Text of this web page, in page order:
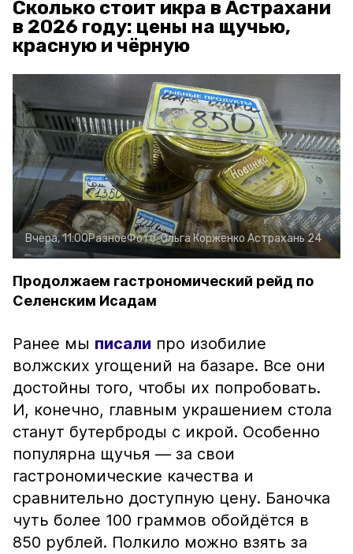
Сколько стоит икра в Астрахани
в 2026 году: цены на щучью,
красную и чёрную
Вчера, 11:00РазноеФото:Ольга Корженко Астрахань 24
Продолжаем гастрономический рейд по
Селенским Исадам
Ранее мы писали про изобилие
волжских угощений на базаре. Все они
достойны того, чтобы их попробовать.
И, конечно, главным украшением стола
станут бутерброды с икрой. Особенно
популярна щучья — за свои
гастрономические качества и
сравнительно доступную цену. Баночка
чуть более 100 граммов обойдётся в
850 рублей. Полкило можно взять за